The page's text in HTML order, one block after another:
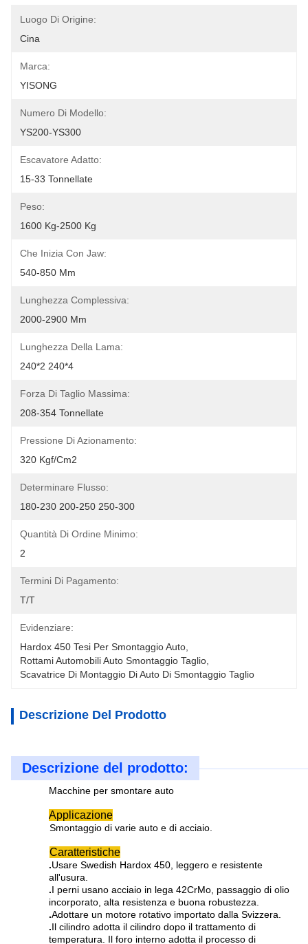
Luogo Di Origine:
Cina
Marca:
YISONG
Numero Di Modello:
YS200-YS300
Escavatore Adatto:
15-33 Tonnellate
Peso:
1600 Kg-2500 Kg
Che Inizia Con Jaw:
540-850 Mm
Lunghezza Complessiva:
2000-2900 Mm
Lunghezza Della Lama:
240*2 240*4
Forza Di Taglio Massima:
208-354 Tonnellate
Pressione Di Azionamento:
320 Kgf/cm2
Determinare Flusso:
180-230 200-250 250-300
Quantità Di Ordine Minimo:
2
Termini Di Pagamento:
T/T
Evidenziare:
Hardox 450 Tesi Per Smontaggio Auto
Rottami Automobili Auto Smontaggio Taglio
Scavatrice Di Montaggio Di Auto Di Smontaggio Taglio
Descrizione Del Prodotto
Descrizione del prodotto:
Macchine per smontare auto
Applicazione
Smontaggio di varie auto e di acciaio.
Caratteristiche
.Usare Swedish Hardox 450, leggero e resistente
all'usura.
.I perni usano acciaio in lega 42CrMo, passaggio di olio
incorporato, alta resistenza e buona robustezza.
.Adottare un motore rotativo importato dalla Svizzera.
.Il cilindro adotta il cilindro dopo il trattamento di
temperatura. Il foro interno adotta il processo di